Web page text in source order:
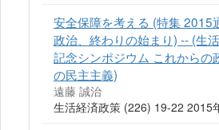
安全保障を考える (特集 2015
政治、終わりの始まり) -- (生
記念シンポジウム これからの
の民主主義)
遠藤 誠治
生活経済政策 (226) 19-22 2015